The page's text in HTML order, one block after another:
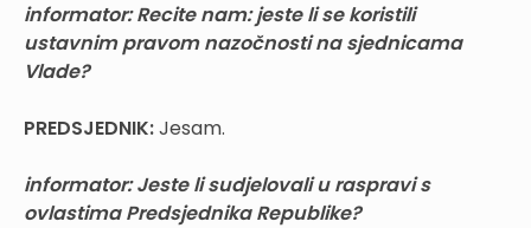
informator: Recite nam: jeste li se koristili
ustavnim pravom nazočnosti na sjednicama
Vlade?
PREDSJEDNIK:Jesam.
informator: Jeste li sudjelovali u raspravi s
ovlastima Predsjednika Republike?